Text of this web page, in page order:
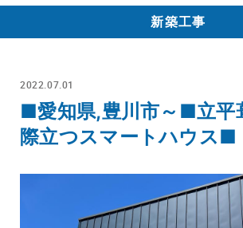
新築工事
2022.07.01
■愛知県,豊川市～■立平
際立つスマートハウス■